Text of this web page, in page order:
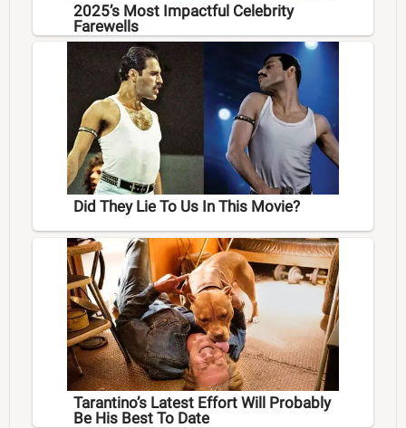
2025’s Most Impactful Celebrity
Farewells
Did They Lie To Us In This Movie?
Tarantino’s Latest Effort Will Probably
Be His Best To Date